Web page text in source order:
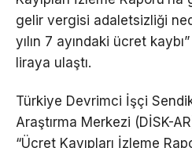
gelir vergisi adaletsizliği
yılın 7 ayındaki ücret
liraya ulaştı.
Türkiye Devrimci İşçi
Araştırma Merkezi (DİSK-
“Ücret Kayıpları İzleme